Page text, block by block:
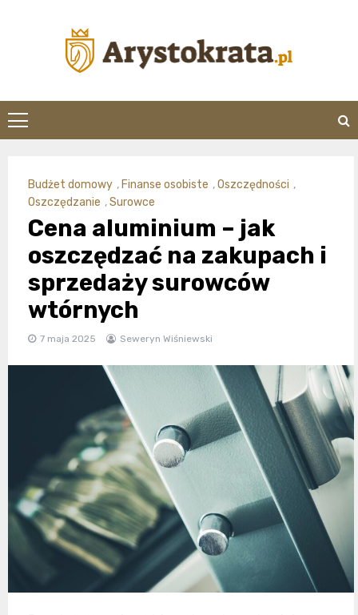
arystokrata.pl
Budżet domowy , Finanse osobiste ,Oszczędności ,
Oszczędzanie ,Surowce
Cena aluminium – jak
oszczędzać na zakupach i
sprzedaży surowców
wtórnych
7 maja 2025 Seweryn Wiśniewski